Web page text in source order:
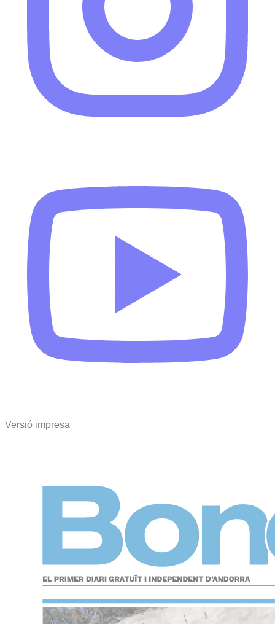
Versió impresa